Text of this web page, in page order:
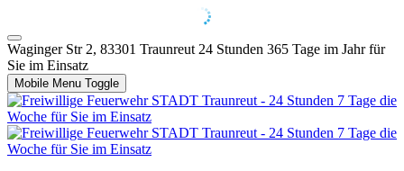
Waginger Str 2, 83301 Traunreut 24 Stunden 365 Tage im Jahr für
Sie im Einsatz
Mobile Menu Toggle